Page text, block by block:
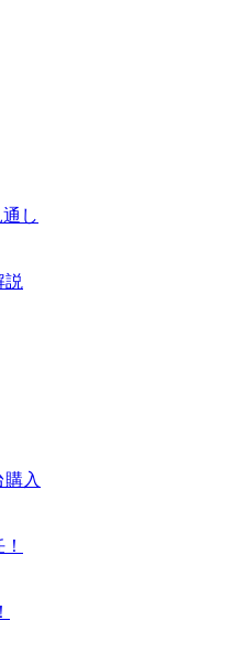
し
説
入